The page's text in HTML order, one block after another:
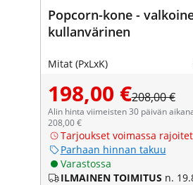
Popcorn-kone -
kullanvärinen
Mitat (PxLxK)
198,00 €208,00 €
Alin hinta viimeisten 30 päivän
208,00 €
Tarjoukset voimassa
Parhaan hinnan takuu
Varastossa
ILMAINEN TOIMITUS n.